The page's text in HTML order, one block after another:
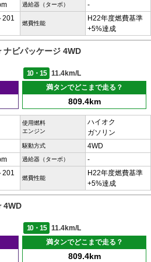
過給器（ターボ） -
201
燃費性能
H22年度燃費基準
+5%達成
ビパッケージ 4WD
10・15
11.4km/L
満タンでどこまで走る？
809.4km
使用燃料
エンジン
ハイオク
ガソリン
駆動方式 4WD
過給器（ターボ） -
201
燃費性能
H22年度燃費基準
+5%達成
4WD
10・15
11.4km/L
満タンでどこまで走る？
809.4km